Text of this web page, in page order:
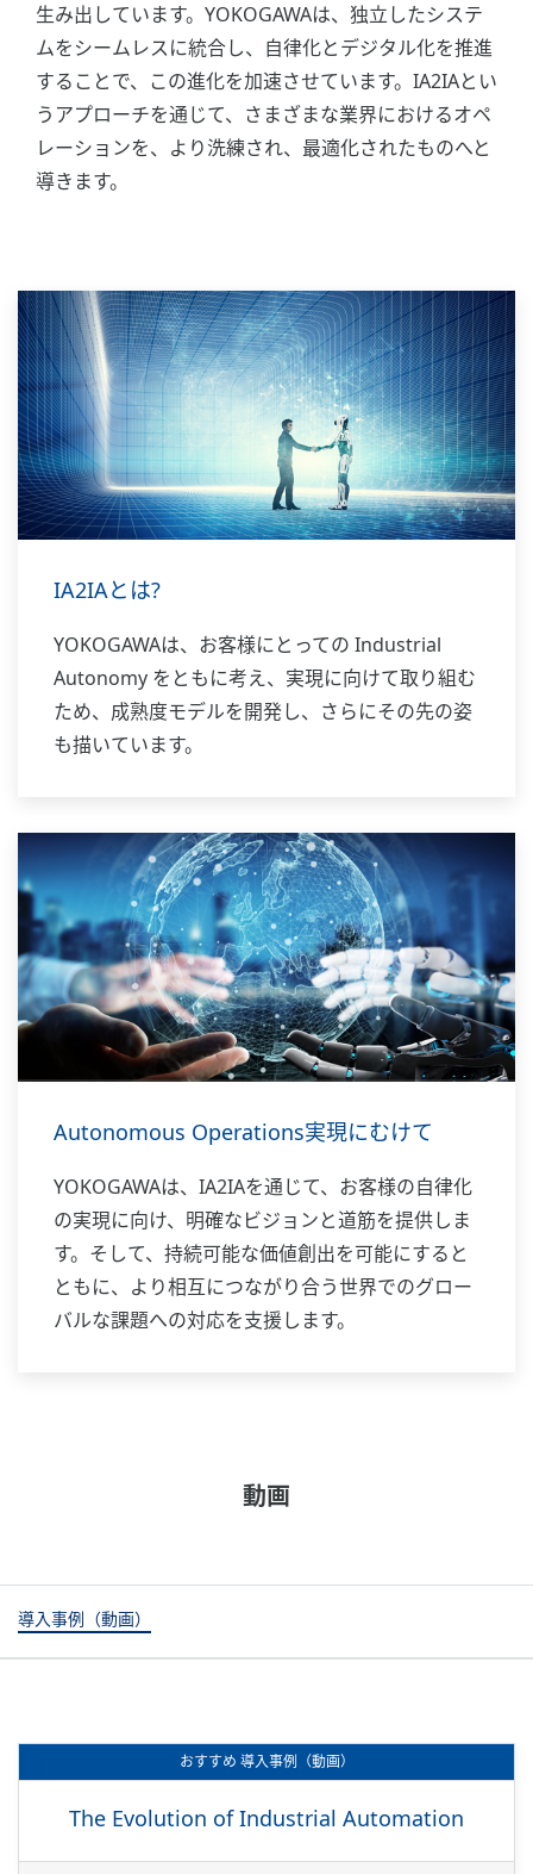
生み出しています。YOKOGAWAは、独立したシステ
ムをシームレスに統合し、自律化とデジタル化を推進
することで、この進化を加速させています。IA2IAとい
うアプローチを通じて、さまざまな業界におけるオペ
レーションを、より洗練され、最適化されたものへと
導きます。
IA2IAとは?
YOKOGAWAは、お客様にとっての Industrial
Autonomy をともに考え、実現に向けて取り組む
ため、成熟度モデルを開発し、さらにその先の姿
も描いています。
Autonomous Operations実現にむけて
YOKOGAWAは、IA2IAを通じて、お客様の自律化
の実現に向け、明確なビジョンと道筋を提供しま
す。そして、持続可能な価値創出を可能にすると
ともに、より相互につながり合う世界でのグロー
バルな課題への対応を支援します。
動画
導入事例（動画）
おすすめ 導入事例（動画）
The Evolution of Industrial Automation